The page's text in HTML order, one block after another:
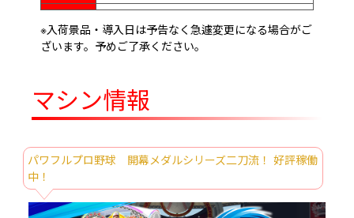
8/8～
パペットスンスン ベーカリーBIGぬいぐ
8/18～
ポケットモンスター つれてってぬいぐる
み～ミジュマル・ヒバニー・ニャオハ～
8/18～
ポケットモンスター めちゃもふぐっと く
つろぎタイムぬいぐるみ～ヤドン～
8/18～
ポケットモンスター もふぐっとぬいぐる
み～カゲボウズ・ゾロア～
※入荷景品・導入日は予告なく急遽変更になる場合がご
ざいます。予めご了承ください。
マシン情報
パワフルプロ野球 開幕メダルシリーズ二刀流！ 好評稼働
中！